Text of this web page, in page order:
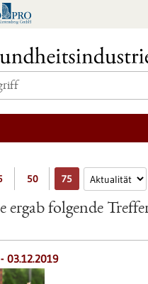
50 75
ergab folgende
03.12.2019